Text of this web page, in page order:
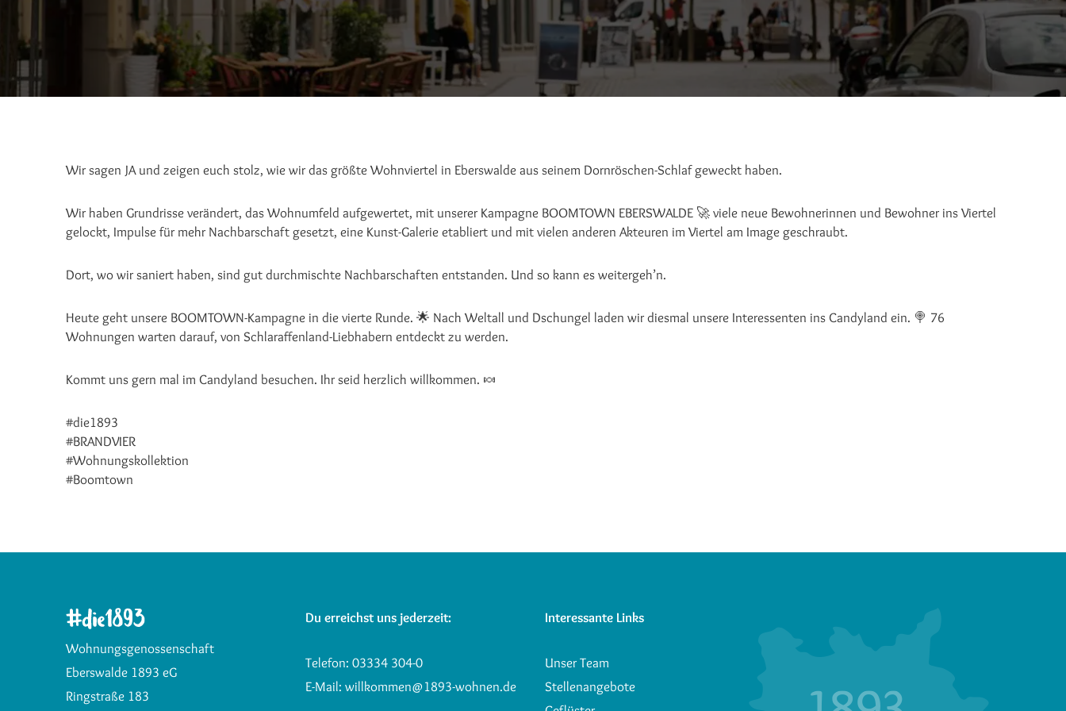
Wir sagen JA und zeigen euch stolz, wie wir das größte Wohnviertel in Eberswalde aus seinem Dornröschen-Schlaf geweckt haben.
Wir haben Grundrisse verändert, das Wohnumfeld aufgewertet, mit unserer Kampagne BOOMTOWN EBERSWALDE 🚀 viele neue Bewohnerinnen und Bewohner ins Viertel
gelockt, Impulse für mehr Nachbarschaft gesetzt, eine Kunst-Galerie etabliert und mit vielen anderen Akteuren im Viertel am Image geschraubt.
Dort, wo wir saniert haben, sind gut durchmischte Nachbarschaften entstanden. Und so kann es weitergeh’n.
Heute geht unsere BOOMTOWN-Kampagne in die vierte Runde. 🌟 Nach Weltall und Dschungel laden wir diesmal unsere Interessenten ins Candyland ein. 🍭 76
Wohnungen warten darauf, von Schlaraffenland-Liebhabern entdeckt zu werden.
Kommt uns gern mal im Candyland besuchen. Ihr seid herzlich willkommen. 🍬
#die1893
#BRANDVIER
#Wohnungskollektion
#Boomtown
Wohnungsgenossenschaft
Eberswalde 1893 eG
Ringstraße 183
Du erreichst uns jederzeit:
Telefon:03334 304-0
E-Mail:willkommen@1893-wohnen.de
Interessante Links
Unser Team
Stellenangebote